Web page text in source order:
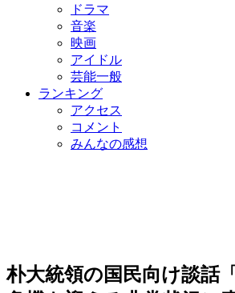
ドラマ
音楽
映画
アイドル
芸能一般
ランキング
アクセス
コメント
みんなの感想
朴大統領の国民向け談話